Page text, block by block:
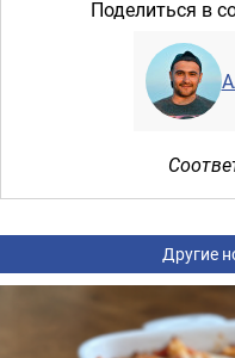
Поделиться в
Другие